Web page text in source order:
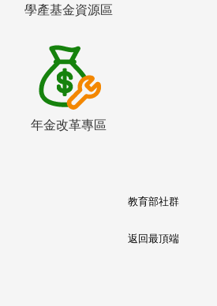
學產基金資源區
年金改革專區
教育部社群
返回最頂端